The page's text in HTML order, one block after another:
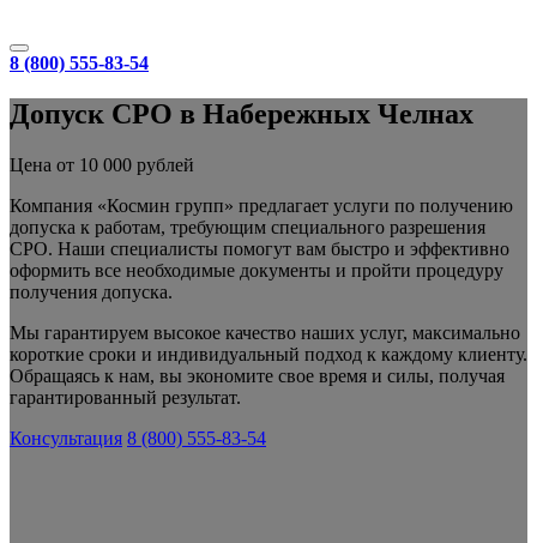
8 (800) 555-83-54
Допуск СРО в Набережных Челнах
Цена от 10 000 рублей
Компания «Космин групп» предлагает услуги по получению
допуска к работам, требующим специального разрешения
СРО. Наши специалисты помогут вам быстро и эффективно
оформить все необходимые документы и пройти процедуру
получения допуска.
Мы гарантируем высокое качество наших услуг, максимально
короткие сроки и индивидуальный подход к каждому клиенту.
Обращаясь к нам, вы экономите свое время и силы, получая
гарантированный результат.
Консультация 8 (800) 555-83-54